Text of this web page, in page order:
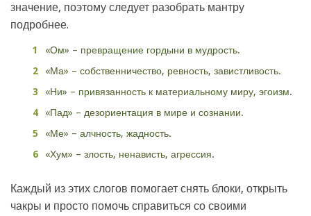
значение, поэтому следует разобрать мантру
подробнее.
«Ом» – превращение гордыни в мудрость.
«Ма» – собственничество, ревность, завистливость.
«Ни» – привязанность к материальному миру, эгоизм.
«Пад» – дезориентация в мире и сознании.
«Ме» – алчность, жадность.
«Хум» – злость, ненависть, агрессия.
Каждый из этих слогов помогает снять блоки, открыть
чакры и просто помочь справиться со своими